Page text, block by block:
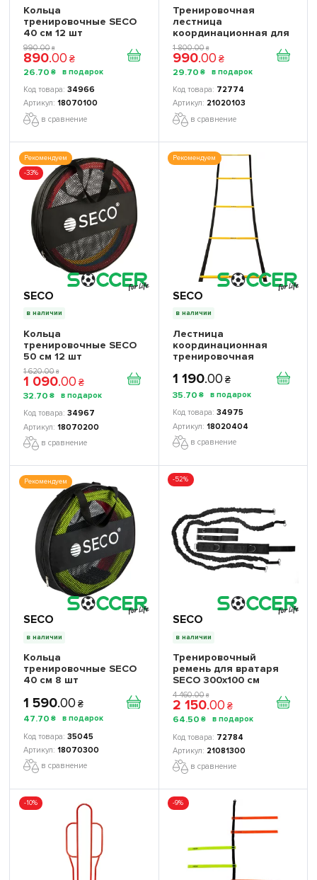
Кольца
тренировочные SECO
40 см 12 шт
990.00 ₴
890.00 ₴
26.70 ₴
34966
18070100
в сравнение
Тренировочная
лестница
координационная для
бега SECO складная 6
ступеней
1 800.00 ₴
990.00 ₴
29.70 ₴
72774
21020103
в сравнение
Рекомендуем
-33%
SECO
в наличии
Кольца
тренировочные SECO
50 см 12 шт
1 620.00 ₴
1 090.00 ₴
32.70 ₴
34967
18070200
в сравнение
Рекомендуем
SECO
в наличии
Лестница
координационная
тренировочная
SECO 12 ступеней 5,1 м
цвет: жёлтый
1 190.00 ₴
35.70 ₴
34975
18020404
в сравнение
Рекомендуем
SECO
в наличии
Кольца
тренировочные SECO
40 см 8 шт
1 590.00 ₴
47.70 ₴
35045
18070300
в сравнение
-52%
SECO
в наличии
Тренировочный
ремень для вратаря
SECO 300х100 см
4 460.00 ₴
2 150.00 ₴
64.50 ₴
72784
21081300
в сравнение
-10% -9%